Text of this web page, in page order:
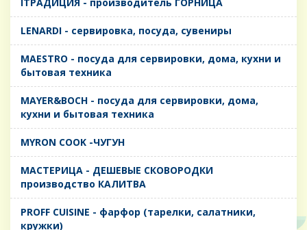
LENARDI - сервировка, посуда, сувениры
MAESTRO - посуда для сервировки, дома, кухни и
бытовая техника
MAYER&BOCH - посуда для сервировки, дома,
кухни и бытовая техника
MYRON COOK -ЧУГУН
MАСТЕРИЦА - ДЕШЕВЫЕ СКОВОРОДКИ
производство КАЛИТВА
PROFF CUISINE - фарфор (тарелки, салатники,
кружки)